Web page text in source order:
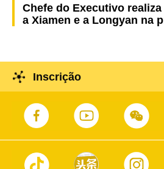
Chefe do Executivo
a Xiamen e a Longyan na
Inscrição